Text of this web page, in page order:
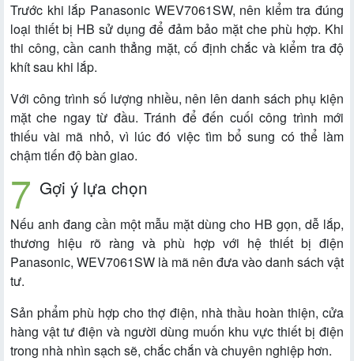
Trước khi lắp Panasonic WEV7061SW, nên kiểm tra đúng
loại thiết bị HB sử dụng để đảm bảo mặt che phù hợp. Khi
thi công, cần canh thẳng mặt, cố định chắc và kiểm tra độ
khít sau khi lắp.
Với công trình số lượng nhiều, nên lên danh sách phụ kiện
mặt che ngay từ đầu. Tránh để đến cuối công trình mới
thiếu vài mã nhỏ, vì lúc đó việc tìm bổ sung có thể làm
chậm tiến độ bàn giao.
Gợi ý lựa chọn
Nếu anh đang cần một mẫu mặt dùng cho HB gọn, dễ lắp,
thương hiệu rõ ràng và phù hợp với hệ thiết bị điện
Panasonic, WEV7061SW là mã nên đưa vào danh sách vật
tư.
Sản phẩm phù hợp cho thợ điện, nhà thầu hoàn thiện, cửa
hàng vật tư điện và người dùng muốn khu vực thiết bị điện
trong nhà nhìn sạch sẽ, chắc chắn và chuyên nghiệp hơn.